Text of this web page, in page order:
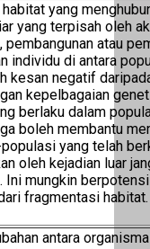
habitat yang
yang terpisah oleh
pembangunan atau
individu di antara
kesan negatif
kepelbagaian
berlaku dalam
boleh membantu
yang telah
oleh kejadian luar
Ini mungkin
fragmentasi habitat.
antara